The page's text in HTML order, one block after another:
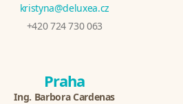
kristyna@deluxea.cz
+420 724 730 063
Praha
Ing. Barbora Cardenas